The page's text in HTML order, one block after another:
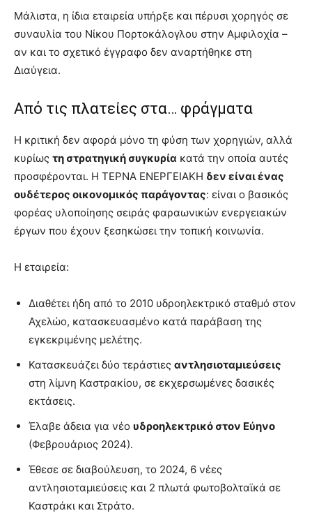
Μάλιστα, η ίδια εταιρεία υπήρξε και πέρυσι χορηγός σε
συναυλία του Νίκου Πορτοκάλογλου στην Αμφιλοχία –
αν και το σχετικό έγγραφο δεν αναρτήθηκε στη
Διαύγεια.
Από τις πλατείες στα… φράγματα
Η κριτική δεν αφορά μόνο τη φύση των χορηγιών, αλλά
κυρίως τη στρατηγική συγκυρία κατά την οποία αυτές
προσφέρονται. Η ΤΕΡΝΑ ΕΝΕΡΓΕΙΑΚΗ δεν είναι ένας
ουδέτερος οικονομικός παράγοντας: είναι ο βασικός
φορέας υλοποίησης σειράς φαραωνικών ενεργειακών
έργων που έχουν ξεσηκώσει την τοπική κοινωνία.
Η εταιρεία:
Διαθέτει ήδη από το 2010 υδροηλεκτρικό σταθμό στον
Αχελώο, κατασκευασμένο κατά παράβαση της
εγκεκριμένης μελέτης.
Κατασκευάζει δύο τεράστιες αντλησιοταμιεύσεις
στη λίμνη Καστρακίου, σε εκχερσωμένες δασικές
εκτάσεις.
Έλαβε άδεια για νέο υδροηλεκτρικό στον Εύηνο
(Φεβρουάριος 2024).
Έθεσε σε διαβούλευση, το 2024, 6 νέες
αντλησιοταμιεύσεις και 2 πλωτά φωτοβολταϊκά σε
Καστράκι και Στράτο.